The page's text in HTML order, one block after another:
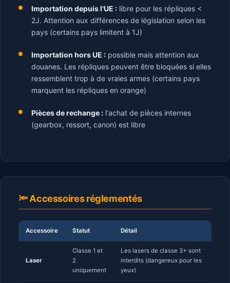
Importation depuis l'UE : libre pour les répliques <
2J. Attention aux différences de législation selon les
pays (certains pays limitent à 1J)
Importation hors UE : possible mais attention aux
douanes. Les répliques peuvent être bloquées si elles
ressemblent trop à de vraies armes (certains pays
marquent les répliques en orange)
Pièces de rechange : l'achat de pièces internes
(gearbox, ressort, canon) est libre
🔦 Accessoires réglementés
Accessoire Statut Détail
Laser
Classe 1 et
2
uniquement
Les lasers de classe 3+ sont
interdits (dangereux pour les
yeux)